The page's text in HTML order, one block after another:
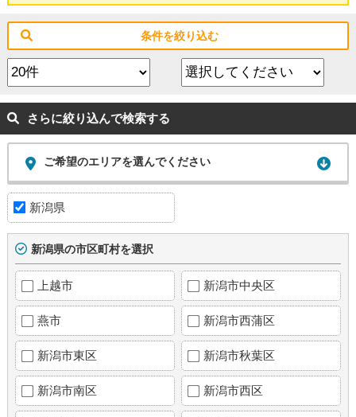
条件を絞り込む
さらに絞り込んで検索する
ご希望のエリアを選んでください
新潟県
新潟県の市区町村を選択
上越市 新潟市中央区
燕市 新潟市西蒲区
新潟市東区 新潟市秋葉区
新潟市南区 新潟市西区